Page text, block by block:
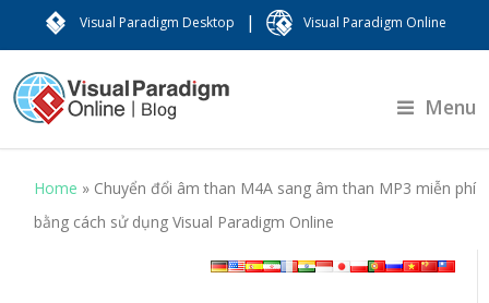
Visual Paradigm Desktop | Visual Paradigm Online
Menu
Home » Chuyển đổi âm than M4A sang âm than MP3 miễn phí
bằng cách sử dụng Visual Paradigm Online